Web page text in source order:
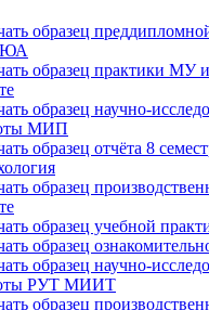
образец
образец практики
образец научно-
МИП
образец отчёта 8
образец
образец учебной
образец
образец научно-
РУТ МИИТ
образец